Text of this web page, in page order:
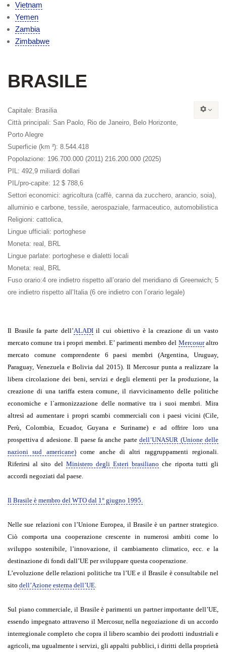
Vietnam
Yemen
Zambia
Zimbabwe
BRASILE
Capitale: Brasilia
Città principali: San Paolo, Rio de Janeiro, Belo Horizonte,
Porto Alegre
Superficie (km ²): 8.544.418
Popolazione: 196.700.000 (2011) 216.200.000 (2025)
PIL: 492,9 miliardi dollari
PIL/pro-capite: 12 $ 788,6
Settori economici: agricoltura (caffè, canna da zucchero, arancio, soia),
alluminio e carbone, tessile, aerospaziale, farmaceutico, automobilistica
Religioni: cattolica,
Lingue ufficiali: portoghese
Moneta: real, BRL
Lingue parlate: portoghese e dialetti locali
Moneta: real, BRL
Fuso orario:4 ore indietro rispetto all’orario del meridiano di Greenwich; 5
ore indietro rispetto all’Italia (6 ore indietro con l’orario legale)
Il Brasile fa parte dell’ALADIil cui obiettivo è la creazione di un vasto
mercato comune tra i propri membri. E’ parimenti membro del Mercosuraltro
mercato comune comprendente 6 paesi membri (Argentina, Uruguay,
Paraguay, Venezuela e Bolivia dal 2015). Il Mercosur punta a realizzare la
libera circolazione dei beni, servizi e degli elementi per la produzione, la
creazione di una tariffa estera comune, il riavvicinamento delle politiche
economiche e l`armonizzazione delle normative tra i suoi membri. Mira
altresì ad aumentare i propri scambi commerciali con i paesi vicini (Cile,
Perù, Colombia, Ecuador, Guyana e Suriname) e ad offrire loro una
prospettiva d adesione. Il paese fa anche partedell’UNASUR (Unione delle
nazioni sud americane)come anche di altri raggruppamenti regionali.
Riferirsi al sito del Ministero degli Esteri brasiliano che riporta tutti gli
accordi negoziati dal paese.
Il Brasile è membro del WTO dal 1° giugno 1995.
Nelle sue relazioni con l’Unione Europea, il Brasile è un partner strategico.
Ciò comporta una cooperazione crescente in numerosi ambiti come lo
sviluppo sostenibile, l’innovazione, il cambiamento climatico, ecc. e la
destinazione di fondi dall’UE per sviluppare questa cooperazione.
L’evoluzione delle relazioni politiche tra l’UE e il Brasile è consultabile nel
sito dell’Azione esterna dell’UE.
Sul piano commerciale, il Brasile è parimenti un partner importante dell’UE,
essendo impegnato attraverso il Mercosur, nella negoziazione di un accordo
interregionale completo che copra il libero scambio dei prodotti industriali e
agricoli, ma ugualmente i servizi, gli appalti pubblici, i diritti della proprietà